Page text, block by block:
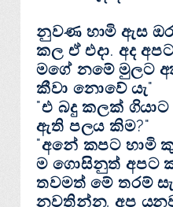
නුවණ හාමි ඇස
කල ඒ එදා. අද
මගේ නමේ මුලට
කීවා නොවේ යැ"
"එ බදු කලක්‌
ඇති පලය කිම?"
"අනේ කපට හාමි
ම ගොසිනුත් අපට
තවමත් මේ තරම්
නවතින්න, අප